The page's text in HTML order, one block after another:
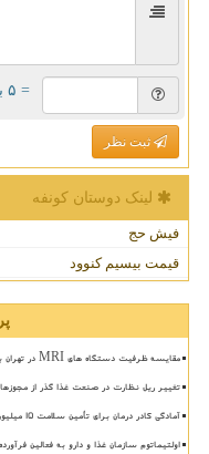
= ۵ بعلاوه ۱
ثبت نظر
لینک دوستان كونفه
فیش حج
قیمت بیسیم کنوود
مقایسه ظرفیت دستگاه های MRI در تهران با انگلستان ما جلوتریم!
تغییر ریل نظارت در صنعت غذا گذر از
آمادگی کادر درمان برای تأمین سلامت 15 میلیون زائر در پایتخت
اولتیماتوم سازمان غذا و دارو به فعالین